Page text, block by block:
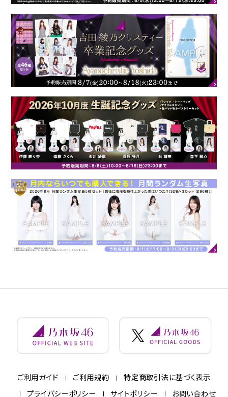
ご利用ガイド ご利用規約
特定商取引法に基づく表示
プライバシーポリシー
サイトポリシー お問い合わせ